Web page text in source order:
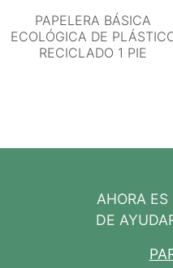
PAPELERA BÁSICA
ECOLÓGICA DE
RECICLADO 1 PIE
AHORA
DE